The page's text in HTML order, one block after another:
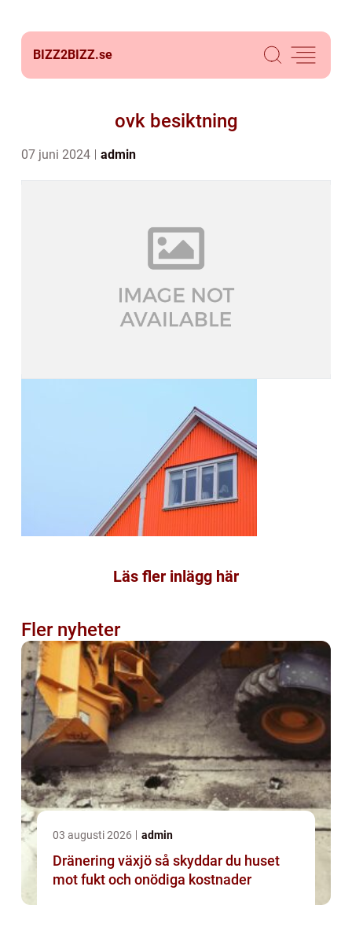
BIZZ2BIZZ.se
ovk besiktning
07 juni 2024 admin
Läs fler inlägg här
Fler nyheter
03 augusti 2026 admin
Dränering växjö så skyddar du huset
mot fukt och onödiga kostnader